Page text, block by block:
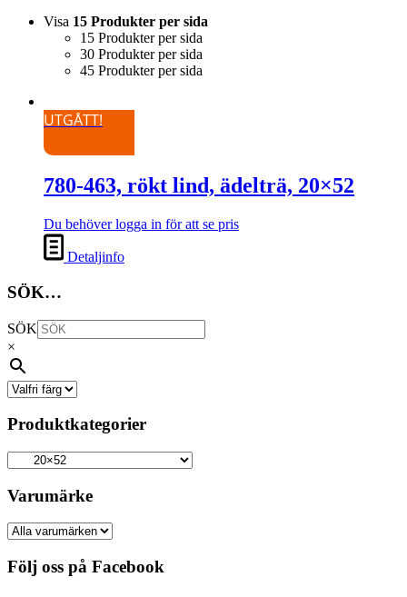
Visa 15 Produkter per sida
15 Produkter per sida
30 Produkter per sida
45 Produkter per sida
UTGÅTT!
780-463, rökt lind, ädelträ, 20×52
Du behöver logga in för att se pris
Detaljinfo
SÖK…
SÖK
×
Produktkategorier
Varumärke
Följ oss på Facebook